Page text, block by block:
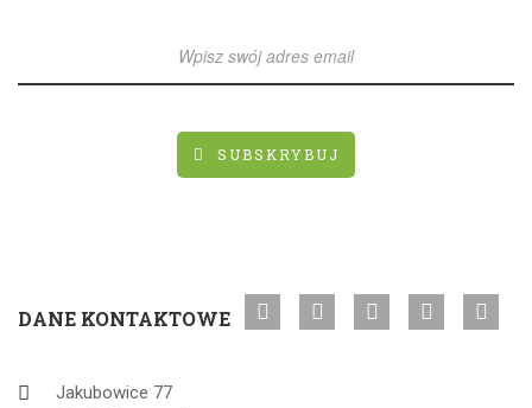
SUBSKRYBUJ
DANE KONTAKTOWE
Jakubowice 77